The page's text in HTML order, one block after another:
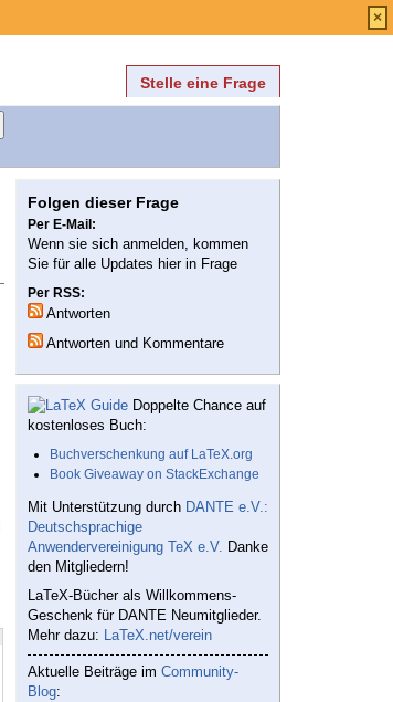
Stelle eine Frage
Folgen dieser Frage
Per E-Mail:
Wenn sie sich anmelden, kommen
Sie für alle Updates hier in Frage
Per RSS:
Antworten
Antworten und Kommentare
Doppelte Chance auf
kostenloses Buch:
Buchverschenkung auf LaTeX.org
Book Giveaway on StackExchange
Mit Unterstützung durch DANTE e.V.:
Deutschsprachige
Anwendervereinigung TeX e.V. Danke
den Mitgliedern!
LaTeX-Bücher als Willkommens-
Geschenk für DANTE Neumitglieder.
Mehr dazu: LaTeX.net/verein
Aktuelle Beiträge im Community-
Blog:
×